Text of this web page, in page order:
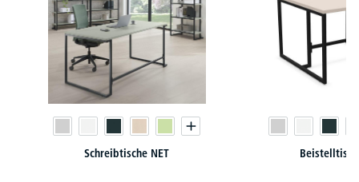
Schreibtische NET